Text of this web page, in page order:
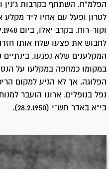
הפלמ"ח. השתתף בקרבות ג'נין
לטרון ופעל עם אחיו ליד
לחבוש את פצעו שלח אותו
המקלענים שלא נפגעו. בינתיים
במקומו כמחפה במקלעו על
הפלוגה, אך לא הגיע למקום
נפל בנופלים. ארונו הועבר
בי"א באדר תש"י (28.2.1950).